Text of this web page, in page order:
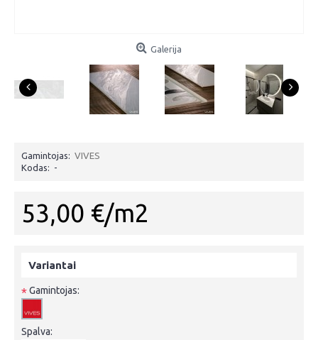
Galerija
Gamintojas: VIVES
Kodas: -
53,00 €/m2
Variantai
*Gamintojas:
Spalva: